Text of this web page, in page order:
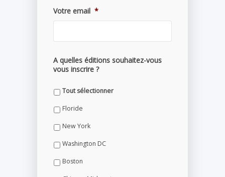
Votre email *
A quelles éditions souhaitez-vous
vous inscrire ?
Tout sélectionner
Floride
New York
Washington DC
Boston